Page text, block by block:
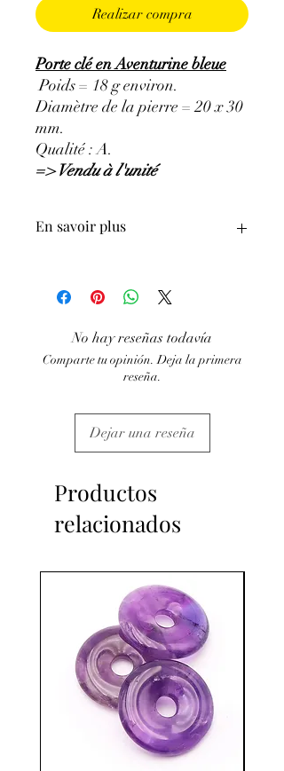
Realizar compra
Porte clé en Aventurine bleue
Poids = 18 g environ.
Diamètre de la pierre = 20 x 30
mm.
Qualité : A.
=> Vendu à l'unité
En savoir plus
Minéraux en Lithothérapie n'exclut en
aucun cas la poursuite d'un traitement
C'est un complément.
No hay reseñas todavía
Comparte tu opinión. Deja la primera
reseña.
Dejar una reseña
Productos
relacionados